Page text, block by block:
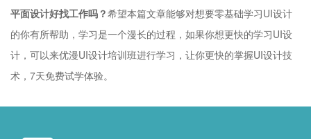
平面设计好找工作吗？希望本篇文章能够对想要零基础学习UI设计
的你有所帮助，学习是一个漫长的过程，如果你想更快的学习UI设
计，可以来优漫UI设计培训班进行学习，让你更快的掌握UI设计技
术，7天免费试学体验。